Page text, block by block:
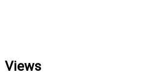
Views